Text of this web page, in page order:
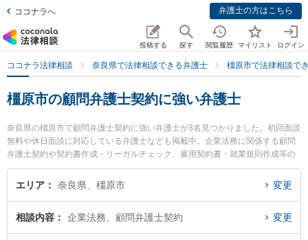
ココナラへ 弁護士の方はこちら
投稿する 探す 閲覧履歴 マイリスト ログイン
ココナラ法律相談 奈良県で法律相談できる弁護士 橿原市で法律相談で
橿原市の顧問弁護士契約に強い弁護士
奈良県の橿原市で顧問弁護士契約に強い弁護士が3名見つかりました。初回面談
無料や休日面談に対応している弁護士なども掲載中。企業法務に関係する顧問
弁護士契約や契約書作成・リーガルチェック、雇用契約書・就業規則作成等の
細かな分野での絞り込み検索もでき便利です。特に奈良万葉法律事務所の高島
健太郎弁護士や奈良万葉法律事務所の大谷 理史弁護士、橿原法律事務所の辻内
に相談したい』『顧問弁護士契約のトラブル解決の実績豊富な近くの弁護士を
検索したい』『初回相談無料で顧問弁護士契約を法律相談できる橿原市内の弁
エリア 奈良県、橿原市 変更
相談内容 企業法務、顧問弁護士契約 変更